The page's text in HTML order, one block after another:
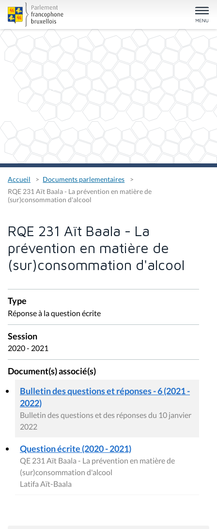
Accueil
Documents parlementaires
RQE 231 Aït Baala - La prévention en matière de
(sur)consommation d'alcool
RQE 231 Aït Baala - La
prévention en matière de
(sur)consommation d'alcool
Type
Réponse à la question écrite
Session
2020 - 2021
Document(s) associé(s)
Bulletin des questions et réponses - 6 (2021 -
2022)
Bulletin des questions et des réponses du 10 janvier
2022
Question écrite (2020 - 2021)
QE 231 Aït Baala - La prévention en matière de
(sur)consommation d'alcool
Latifa Aït-Baala